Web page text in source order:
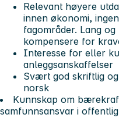
Relevant høyere
innen økonomi,
fagområder. Lang
kompensere for
Interesse for eller
anleggsanskaffelser
Svært god skriftlig
norsk
Kunnskap om
samfunnsansvar i